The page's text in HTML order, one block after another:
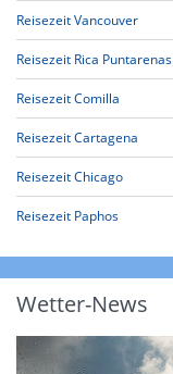
Reisezeit Vancouver
Reisezeit Rica Puntarenas
Reisezeit Comilla
Reisezeit Cartagena
Reisezeit Chicago
Reisezeit Paphos
Wetter-News